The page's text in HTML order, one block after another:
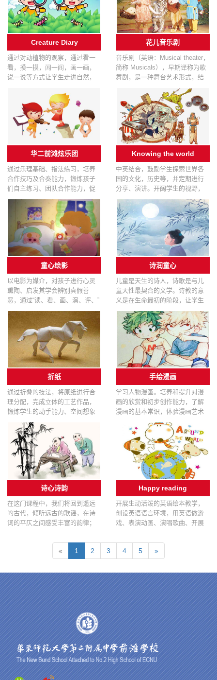
和阅读习惯。
Creature Diary
通过对动植物的观察，通过看一
看，摸一摸，闻一闻，画一画，
说一说等方式让学生走进自然，
积极向上的品质。
花儿音乐剧
音乐剧（英语：Musical theater，
简称 Musicals），早期译称为歌
舞剧，是一种舞台艺术形式，结
合了歌唱、对白、表演、舞蹈。
学生通过歌曲、台词、音乐、肢
体动作等的紧密结合，提升学生
的综合表现力，培养学生的自信
心。
华二前滩炫乐团
通过乐理基础、指法练习，培养
合作技巧及合奏能力，锻炼孩子
们自主练习、团队合作能力，促
进海内外青少年乐团互动交流，
提供更多舞台表演机会。
Knowing the world
中英结合，鼓励学生探索世界各
国的文化，历史等，并定期进行
分享、演讲。开阔学生的视野，
扩大知识面，弥补文化背景知识
的不足，为以后的外语学习打下
基础
童心绘影
以电影为媒介，对孩子进行心灵
熏陶、启发其学会辨别真假善
恶，通过“读、看、画、演、评、”
等实践过程，提高道德修养和完
善健康人格。
诗润童心
儿童是天生的诗人，诗歌是与儿
童天性最契合的文学。诗教的意
义是在生命最初的阶段，让学生
感知美、享受美、创造美。本课
程通过欣赏诵读经典童诗，创作
童趣小诗的方式进行，培养学生
对诗歌的热爱，增强学生对美的
感受力，提高学生的写作自信
折纸
通过折叠的技法，将原纸进行合
理分配，完成立体的工艺作品，
锻炼学生的动手能力、空间想象
力和创作能力，养成按步骤、有
顺序认真做事的良好习惯。
手绘漫画
学习人物漫画。培养和提升对漫
画的欣赏和初步创作能力，了解
漫画的基本常识，体验漫画艺术
的魅力，知道漫画艺术源于生
活，表达生活中的美好。
诗心诗韵
在这门课程中，我们将回到遥远
的古代，倾听远古的歌谣，在诗
词的平仄之间感受丰富的韵律；
Happy reading
开展生动活泼的英语绘本教学，
创设英语语言环境，用英语做游
戏、表演动画、演唱歌曲、开展
得生动有趣，激发英语学习兴
趣。
« 1 2 3 4 5 »